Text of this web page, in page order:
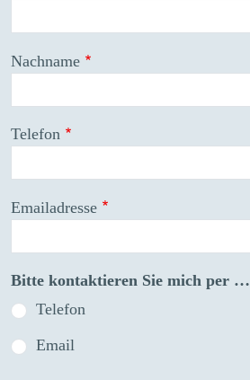
Nachname
Telefon
Emailadresse
Bitte kontaktieren Sie mich per …
Telefon
Email